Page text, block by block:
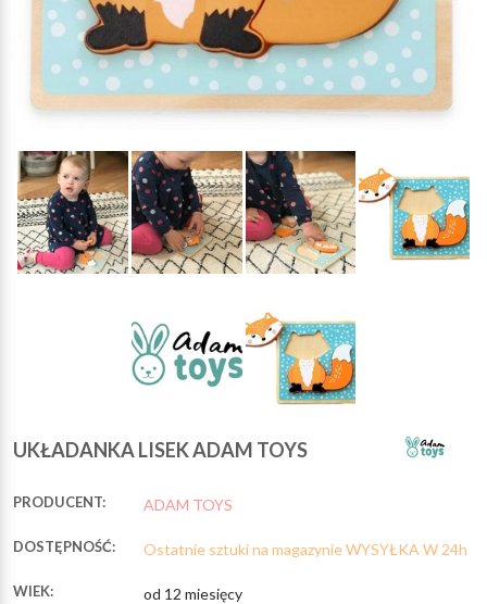
UKŁADANKA LISEK ADAM TOYS
PRODUCENT: ADAM TOYS
DOSTĘPNOŚĆ: Ostatnie sztuki na magazynie WYSYŁKA W 24h
WIEK: od 12 miesięcy